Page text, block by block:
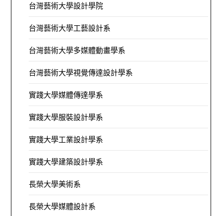
台灣藝術大學設計學院
台灣藝術大學工藝設計系
台灣藝術大學多媒體動畫學系
台灣藝術大學視覺傳達設計學系
實踐大學媒體傳達學系
實踐大學服裝設計學系
實踐大學工業設計學系
實踐大學建築設計學系
長榮大學美術系
長榮大學媒體設計系